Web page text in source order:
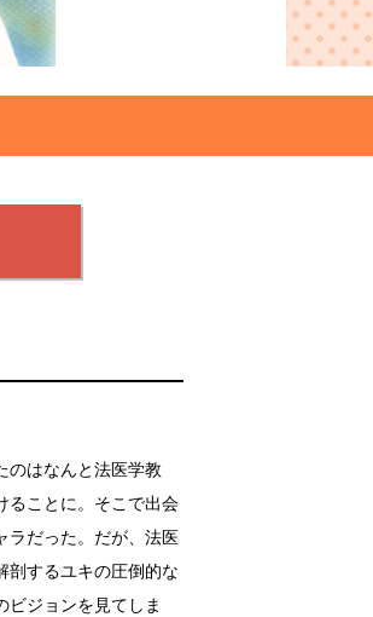
のはなんと法医学教
ることに。そこで出会
ラだった。だが、法医
剖するユキの圧倒的な
ジョンを見てしま